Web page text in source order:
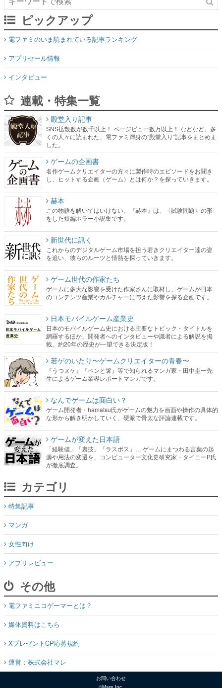
ピックアップ
電ファミのいま読まれている記事ランキング
アプリセール情報
インタビュー
連載・特集一覧
殿堂入り記事
SNS拡散数が数千以上！ ページビュー数万以上！ などなど。多
くの人々に読まれた、電ファミ渾身の“殿堂入り”記事をまとめま
した。
ゲームの企画書
名作ゲームクリエイターの方々に製作時のエピソードをお聞き
し、ヒットする企画（ゲーム）とは何か？を探っていきます。
赫本
この物語を解いてはいけない。『赫本』は、〈試験問題〉の形
をした短編ホラー小説集です。
新世代に訊く
これからのデジタルゲーム市場を担う若きクリエイター達の姿
を追い、彼らのルーツと情熱を探っていきます。
ゲーム世代の作家たち
ゲームに多大な影響を受けた作家さんに取材し、ゲームが日本
のコンテンツ産業やカルチャーに与えた影響を探る企画です。
日本モバイルゲーム産業史
日本のモバイルゲーム史における主要なトピック・タイトルを
網羅するほか、開発者へのインタビューや識者による解説を掲
載。約20年の歴史が一望できる決定版！
若ゲのいたり〜ゲームクリエイターの青春〜
『うつヌケ』『ペンと箸』等で知られるマンガ家・田中圭一先
生によるゲーム業界レポートマンガです。
なんでゲームは面白い？
ゲーム開発者・hamatsu氏がゲームの魅力を画面や操作の具体的
な形から解き明かしていく、硬派で骨太な評論連載です。
ゲームが変えた日本語
「経験値」「裏技」「ラスボス」… ゲームにまつわる言葉の起
源や用法の変遷を、コンピューター文化史研究家・タイニーP氏
が徹底調査。
カテゴリ
特集記事
マンガ
女性向け
アプリレビュー
その他
電ファミニコゲーマーとは？
媒体資料はこちら
XプレゼントCP応募規約
運営：株式会社マレ
お問い合わせ